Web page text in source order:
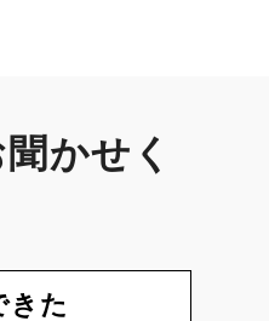
かせく
きた